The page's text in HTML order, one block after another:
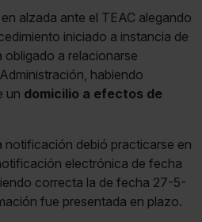
alzada ante el TEAC alegando
iniciado a instancia de
a relacionarse
habiendo
un domicilio a efectos de
notificación debió practicarse en
electrónica de fecha
correcta la de fecha 27-5-
fue presentada en plazo.